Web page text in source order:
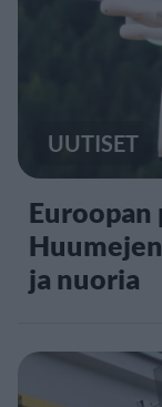
UUTISET
Euroopan
ja nuoria